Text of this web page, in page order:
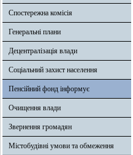
Спостережна комісія
Генеральні плани
Децентралізація влади
Соціальний захист населення
Пенсійний фонд інформує
Очищення влади
Звернення громадян
Містобудівні умови та обмеження